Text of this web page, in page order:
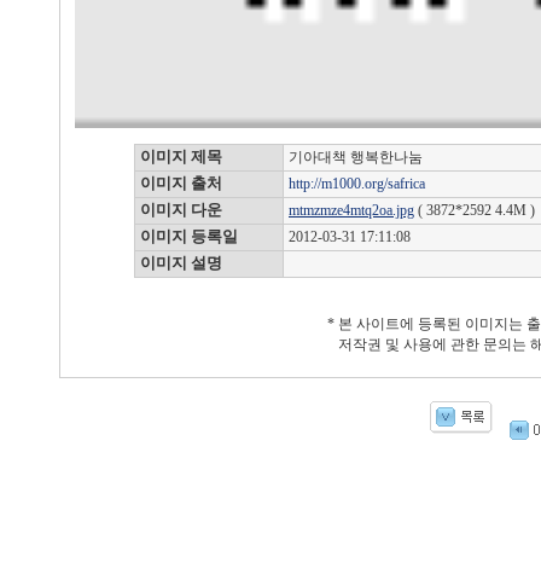
이미지 제목 기아대책 행복한나눔
이미지 출처 http://m1000.org/safrica
이미지 다운 mtmzmze4mtq2oa.jpg ( 3872*2592 4.4M )
이미지 등록일 2012-03-31 17:11:08
이미지 설명
* 본 사이트에 등록된 이미지는
저작권 및 사용에 관한 문의는